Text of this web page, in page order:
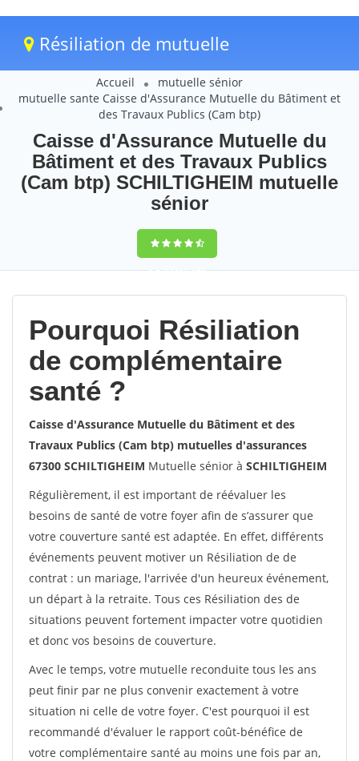
Résiliation de mutuelle
Accueil
mutuelle sénior
mutuelle sante Caisse d'Assurance Mutuelle du Bâtiment et
des Travaux Publics (Cam btp)
Caisse d'Assurance Mutuelle du
Bâtiment et des Travaux Publics
(Cam btp) SCHILTIGHEIM mutuelle
sénior
9,5(100%)273
Pourquoi Résiliation
de complémentaire
santé ?
Caisse d'Assurance Mutuelle du Bâtiment et des
Travaux Publics (Cam btp) mutuelles d'assurances
67300 SCHILTIGHEIM Mutuelle sénior à SCHILTIGHEIM
Régulièrement, il est important de réévaluer les
besoins de santé de votre foyer afin de s’assurer que
votre couverture santé est adaptée. En effet, différents
événements peuvent motiver un Résiliation de de
contrat : un mariage, l'arrivée d'un heureux événement,
un départ à la retraite. Tous ces Résiliation des de
situations peuvent fortement impacter votre quotidien
et donc vos besoins de couverture.
Avec le temps, votre mutuelle reconduite tous les ans
peut finir par ne plus convenir exactement à votre
situation ni celle de votre foyer. C'est pourquoi il est
recommandé d'évaluer le rapport coût-bénéfice de
votre complémentaire santé au moins une fois par an,